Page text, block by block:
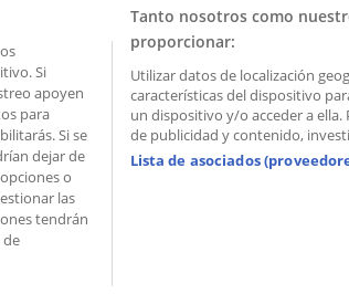
Mar – 08039 Barcelona, Spain
Si
apoyen
para
Si se
dejar de
o
las
tendrán
de
Tanto nosotros como
proporcionar:
Utilizar datos de localización
características del dispositivo
un dispositivo y/o acceder a
de publicidad y contenido,
Lista de asociados